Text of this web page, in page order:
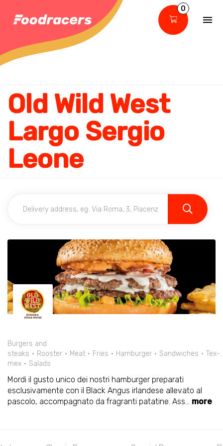
0
Old Wild West
Largo Sergio
Leone
Burgers and
steaks
Rooster Meat Fries Hamburger Sandwiches
Tex-
mex
Salads
Mordi il gusto unico dei nostri hamburger preparati
esclusivamente con il Black Angus irlandese allevato al
pascolo, accompagnato da fragranti patatine. Ass... more